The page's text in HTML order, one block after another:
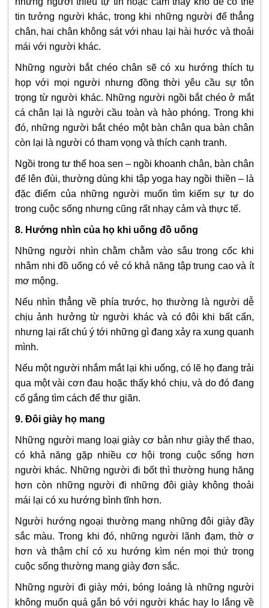
tin tưởng người khác, trong khi những người để thẳng
chân, hai chân không sát với nhau lại hài hước và thoải
mái với người khác.
Những người bắt chéo chân sẽ có xu hướng thích tụ
họp với mọi người nhưng đồng thời yêu cầu sự tôn
trọng từ người khác. Những người ngồi bắt chéo ở mắt
cá chân lại là người cầu toàn và hào phóng. Trong khi
đó, những người bắt chéo một bàn chân qua bàn chân
còn lại là người có tham vọng và thích cạnh tranh.
Ngồi trong tư thế hoa sen – ngồi khoanh chân, bàn chân
để lên đùi, thường dùng khi tập yoga hay ngồi thiền – là
đặc điểm của những người muốn tìm kiếm sự tự do
trong cuộc sống nhưng cũng rất nhạy cảm và thực tế.
8. Hướng nhìn của họ khi uống đồ uống
Những người nhìn chằm chằm vào sâu trong cốc khi
nhâm nhi đồ uống có vẻ có khả năng tập trung cao và ít
mơ mộng.
Nếu nhìn thẳng về phía trước, họ thường là người dễ
chịu ảnh hưởng từ người khác và có đôi khi bất cẩn,
nhưng lại rất chú ý tới những gì đang xảy ra xung quanh
mình.
Nếu một người nhắm mắt lại khi uống, có lẽ họ đang trải
qua một vài cơn đau hoặc thấy khó chịu, và do đó đang
cố gắng tìm cách để thư giãn.
9. Đôi giày họ mang
Những người mang loại giày cơ bản như giày thể thao,
có khả năng gặp nhiều cơ hội trong cuộc sống hơn
người khác. Những người đi bốt thì thường hung hăng
hơn còn những người đi những đôi giày không thoải
mái lại có xu hướng bình tĩnh hơn.
Người hướng ngoại thường mang những đôi giày đầy
sắc màu. Trong khi đó, những người lãnh đạm, thờ ơ
hơn và thậm chí có xu hướng kìm nén mọi thứ trong
cuộc sống thường mang giày đơn sắc.
Những người đi giày mới, bóng loáng là những người
không muốn quá gắn bó với người khác hay lo lắng về